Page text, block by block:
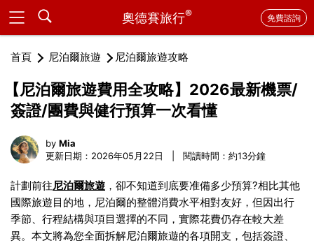
奧德賽旅行® 免費諮詢
首頁 尼泊爾旅遊 尼泊爾旅遊攻略
【尼泊爾旅遊費用全攻略】2026最新機票/
簽證/團費與健行預算一次看懂
by Mia
更新日期：2026年05月22日 | 閱讀時間：約13分鐘
計劃前往尼泊爾旅遊 ，卻不知道到底要准備多少預算?相比其他
國際旅遊目的地，尼泊爾的整體消費水平相對友好，但因出行
季節、行程結構與項目選擇的不同，實際花費仍存在較大差
異。本文將為您全面拆解尼泊爾旅遊的各項開支，包括簽證、